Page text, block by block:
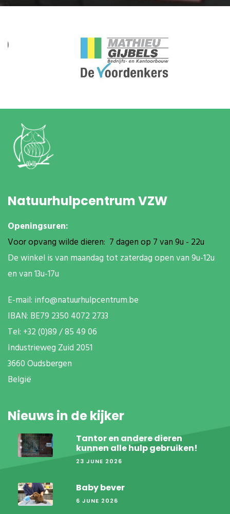
Natuurhulpcentrum VZW
Openingsuren:
Voor opvang wilde dieren: 7 dagen op 7 van 9u - 22u
De winkel is van maandag tot zaterdag open van 9u-12u
en van 13u-17u
E-mail: info@natuurhulpcentrum.be
IBAN: BE79 2350 4072 2733
Tel: +32 (0)89 / 85 49 06
Industrieweg Zuid 2051
3660 Oudsbergen
België
Nieuws in de kijker
Tantor en andere dieren
kunnen alle hulp gebruiken!
23 JUNE 2026
Baby bever
6 JUNE 2026